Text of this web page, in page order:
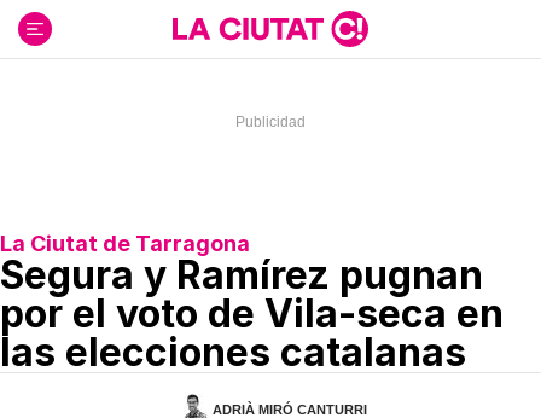
contenido
La Ciutat de Tarragona
Segura y Ramírez pugnan
por el voto de Vila-seca en
las elecciones catalanas
ADRIÀ MIRÓ CANTURRI